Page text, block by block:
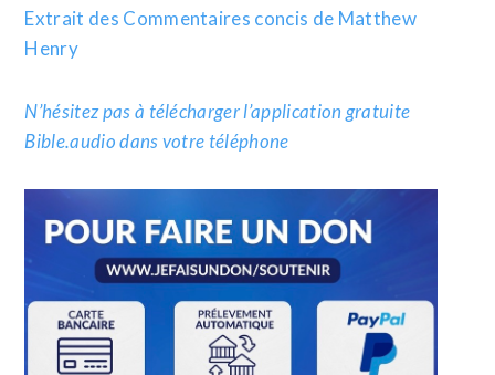
Extrait des Commentaires concis de Matthew
Henry
N’hésitez pas à télécharger l’application gratuite
Bible.audio dans votre téléphone